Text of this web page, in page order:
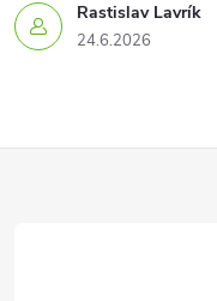
Rastislav Lavrík
24.6.2026